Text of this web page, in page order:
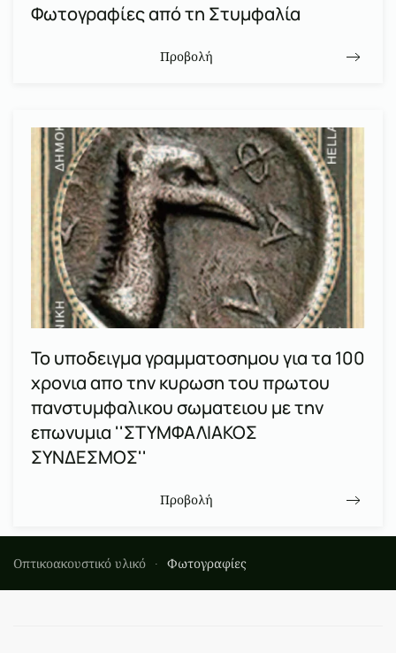
Φωτογραφίες από τη Στυμφαλία
Προβολή
Το υποδειγμα γραμματοσημου για τα 100
χρονια απο την κυρωση του πρωτου
πανστυμφαλικου σωματειου με την
επωνυμια ''ΣΤΥΜΦΑΛΙΑΚΟΣ
ΣΥΝΔΕΣΜΟΣ''
Προβολή
Οπτικοακουστικό υλικό Φωτογραφίες